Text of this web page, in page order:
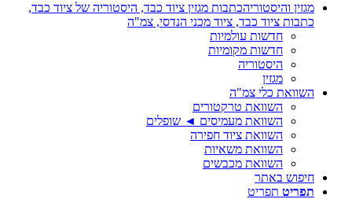
מגזין והיסטוריהכתבות מגזין ציוד כבד, היסטוריה של ציוד כבד,
כתבות ציוד כבד, ציוד מכני הנדסי, צמ"ה
חדשות עולמיות
חדשות מקומיות
היסטוריה
מגזין
השוואת כלי צמ"ה
השוואת טרקטורים
השוואת מעמיסים ◄ שופלים
השוואת ציוד חפירה
השוואת משאיות
השוואת מכבשים
חיפוש באתר
תפריט תפריט